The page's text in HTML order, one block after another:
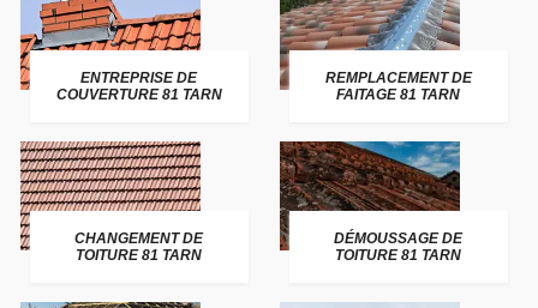
ENTREPRISE DE
COUVERTURE 81 TARN
REMPLACEMENT DE
FAITAGE 81 TARN
CHANGEMENT DE
TOITURE 81 TARN
DÉMOUSSAGE DE
TOITURE 81 TARN